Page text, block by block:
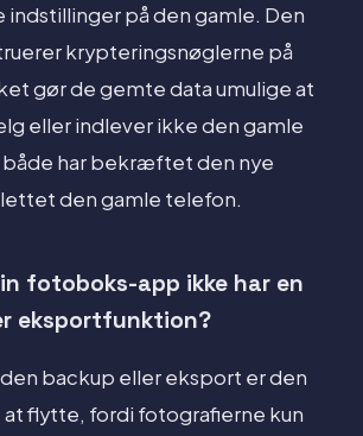
indstillinger på den gamle. Den
krypteringsnøglerne på
gør de gemte data umulige at
eller indlever ikke den gamle
både har bekræftet den nye
den gamle telefon.
fotoboks-app ikke har en
eksportfunktion?
backup eller eksport er den
at flytte, fordi fotografierne kun